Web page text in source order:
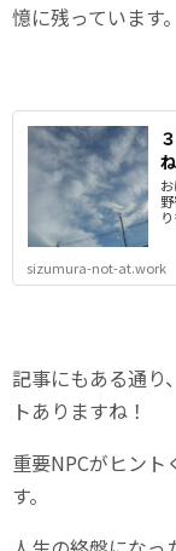
憶に残っています。
sizumura-not-at.work
記事にもある通り
トありますね！
重要NPCがヒン
す。